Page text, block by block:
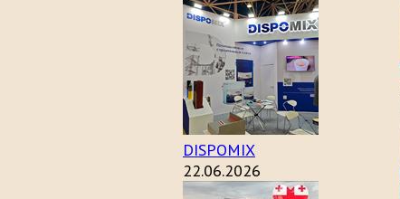
DISPOMIX
22.06.2026